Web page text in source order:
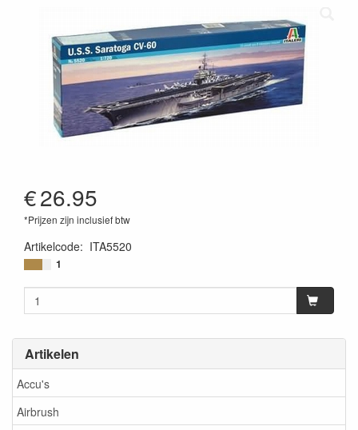
Artikelen
Accu's
Airbrush
€26.95
*Prijzen zijn inclusief btw
Artikelcode: ITA5520
8001283055208
1